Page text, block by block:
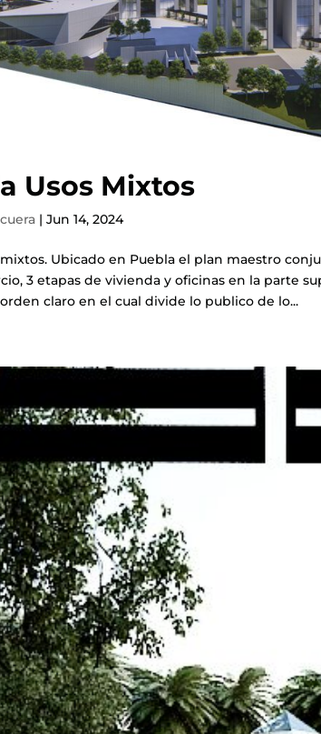
Usos Mixtos
|Jun 14, 2024
mixtos. Ubicado en Puebla el plan maestro
3 etapas de vivienda y oficinas en la parte
claro en el cual divide lo publico de lo...